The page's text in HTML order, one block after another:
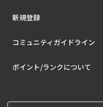
新規登録
コミュニティガイドライン
ポイント/ランクについて